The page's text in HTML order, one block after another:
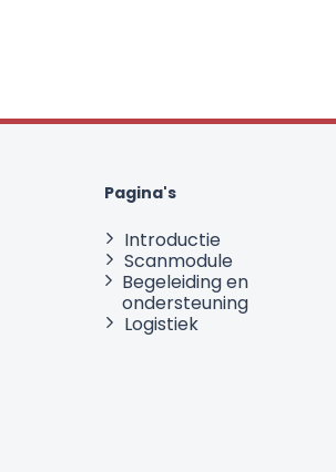
Pagina's
Introductie
Scanmodule
Begeleiding en
ondersteuning
Logistiek